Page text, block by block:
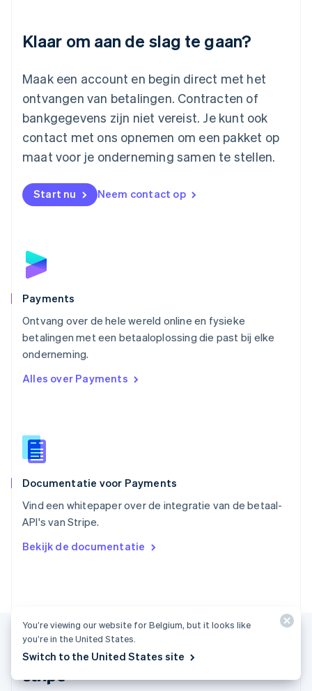
Klaar om aan de slag te gaan?
Maak een account en begin direct met het
ontvangen van betalingen. Contracten of
bankgegevens zijn niet vereist. Je kunt ook
contact met ons opnemen om een pakket op
maat voor je onderneming samen te stellen.
Start nu Neem contact op
Payments
Ontvang over de hele wereld online en fysieke
betalingen met een betaaloplossing die past bij elke
onderneming.
Alles over Payments
Documentatie voor Payments
Vind een whitepaper over de integratie van de betaal-
API's van Stripe.
Bekijk de documentatie
FrançaisDeutschEnglish
English
Malta
English
Mexico
Nederland
NederlandsEnglish
English
Noorwegen
Polen
English
Português
English
Singapore
English简体中文
EnglishItaliano
Español
Thailand
Tsjechië
Vasteland van China
简体中文English
English
Zweden
Svenska English
Zwitserland
DeutschFrançais ItalianoEnglish
You’re viewing our website for Belgium, but it looks like
you’re in the United States.
Switch to the United States site